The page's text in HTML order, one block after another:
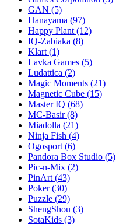
GAN (5)
Hanayama (97)
Happy Plant (12)
IQ-Zabiaka (8)
Klart (1)
Lavka Games (5)
Ludattica (2)
Magic Moments (21)
Magnetic Cube (15)
Master IQ (68)
MC-Basir(8)
Miadolla (21)
Ninja Fish (4)
Ogosport (6)
Pandora Box Studio (5)
Pic-n-Mix (2)
PinArt (43)
Poker(30)
Puzzle (29)
ShengShou (3)
SotaKids (3)